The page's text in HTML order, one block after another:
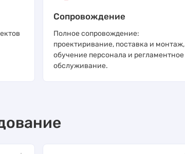
Сопровождение
Полное сопровождение:
проектиривание, поставка и монтаж,
обучение персонала и регламентное
обслуживание.